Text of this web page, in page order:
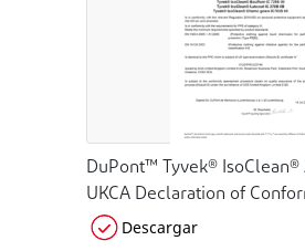
DuPont™ Tyvek® IsoClean®
UKCA Declaration of
Descargar